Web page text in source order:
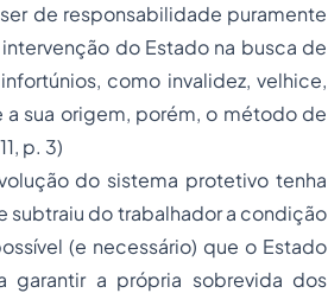
de responsabilidade puramente
do Estado na busca de
como invalidez, velhice,
sua origem, porém, o método de
p. 3)
do sistema protetivo tenha
subtraiu do trabalhador a condição
(e necessário) que o Estado
a própria sobrevida dos